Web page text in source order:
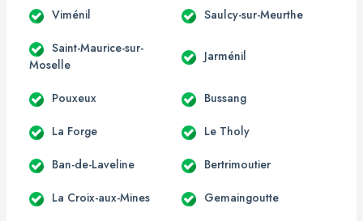
Viménil Saulcy-sur-Meurthe
Saint-Maurice-sur-
Moselle
Jarménil
Pouxeux Bussang
La Forge Le Tholy
Ban-de-Laveline Bertrimoutier
La Croix-aux-Mines Gemaingoutte